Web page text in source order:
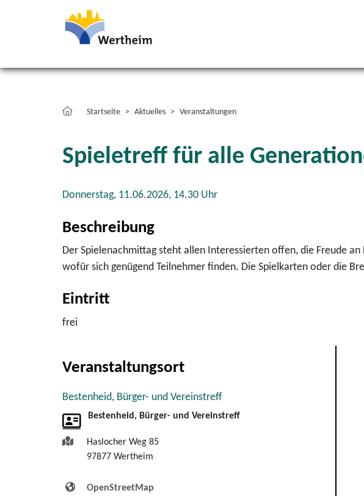
Startseite Aktuelles Veranstaltungen
Spieletreff für alle
Donnerstag, 11.06.2026, 14.30 Uhr
Beschreibung
Der Spielenachmittag steht allen Interessierten offen, die Freude
wofür sich genügend Teilnehmer finden. Die Spielkarten oder die
Eintritt
frei
Veranstaltungsort
Bestenheid, Bürger- und Vereinstreff
Bestenheid, Bürger- und Vereinstreff
Haslocher Weg 85
97877 Wertheim
OpenStreetMap